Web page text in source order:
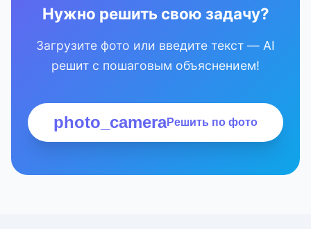
Нужно решить свою задачу?
Загрузите фото или введите текст — AI
решит с пошаговым объяснением!
photo_cameraРешить по фото